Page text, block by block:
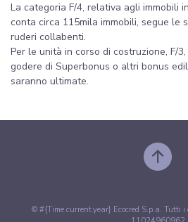
La categoria F/4, relativa agli immobili
conta circa 115mila immobili, segue le
ruderi collabenti.
Per le unità in corso di costruzione, F/
godere di Superbonus o altri bonus
saranno ultimate.
© #{Time.current.year} Ecocred S.p.a. Tutti